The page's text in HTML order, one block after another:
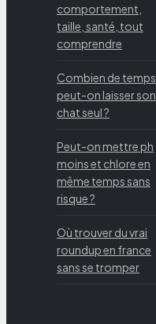
comportement,
taille, santé, tout
comprendre
Combien de temps
peut-on laisser son
chat seul ?
Peut-on mettre ph
moins et chlore en
même temps sans
risque ?
Où trouver du vrai
roundup en france
sans se tromper